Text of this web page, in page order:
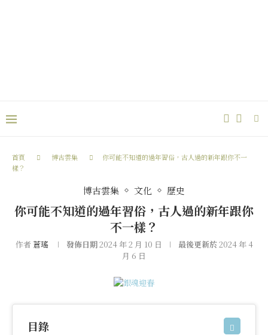
首頁 博古雲集
你可能不知道的過年習俗，古人過的新年跟你不一
樣？
博古雲集 文化 歷史
你可能不知道的過年習俗，古人過的新年跟你
不一樣？
作者 蒼瑤 發佈日期2024 年 2 月 10 日 最後更新於2024 年 4
月 6 日
目錄